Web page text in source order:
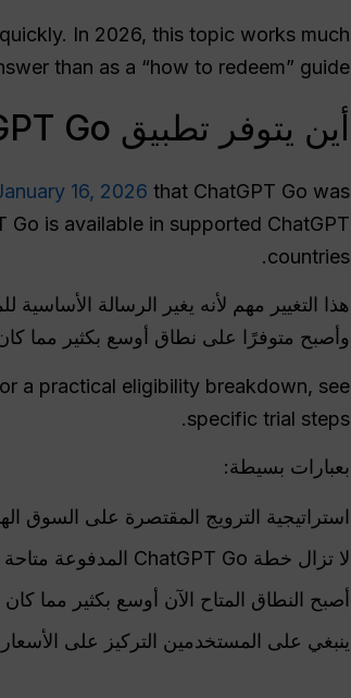
In 2026, this topic works much
than as a “how to redeem” guide.
أين يتوفر تطبيق ChatGPT Go حاليًا؟
16, 2026 that ChatGPT Go was
Go is available in supported ChatGPT
countries.
هذا التغيير مهم لأنه يغير الرسالة
وأصبح متوفرًا على نطاق أوسع بكثير مما
a practical eligibility breakdown, see
specific trial steps.
بعبارات بسيطة:
استراتيجية الترويج المقتصرة على السوق
لا تزال خطة ChatGPT Go المدفوعة متاحة
أصبح النطاق المتاح الآن أوسع بكثير مما
ينبغي على المستخدمين التركيز على